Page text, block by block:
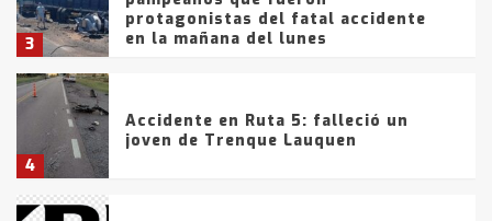
3
protagonistas del fatal accidente
en la mañana del lunes
4
Accidente en Ruta 5: falleció un
joven de Trenque Lauquen